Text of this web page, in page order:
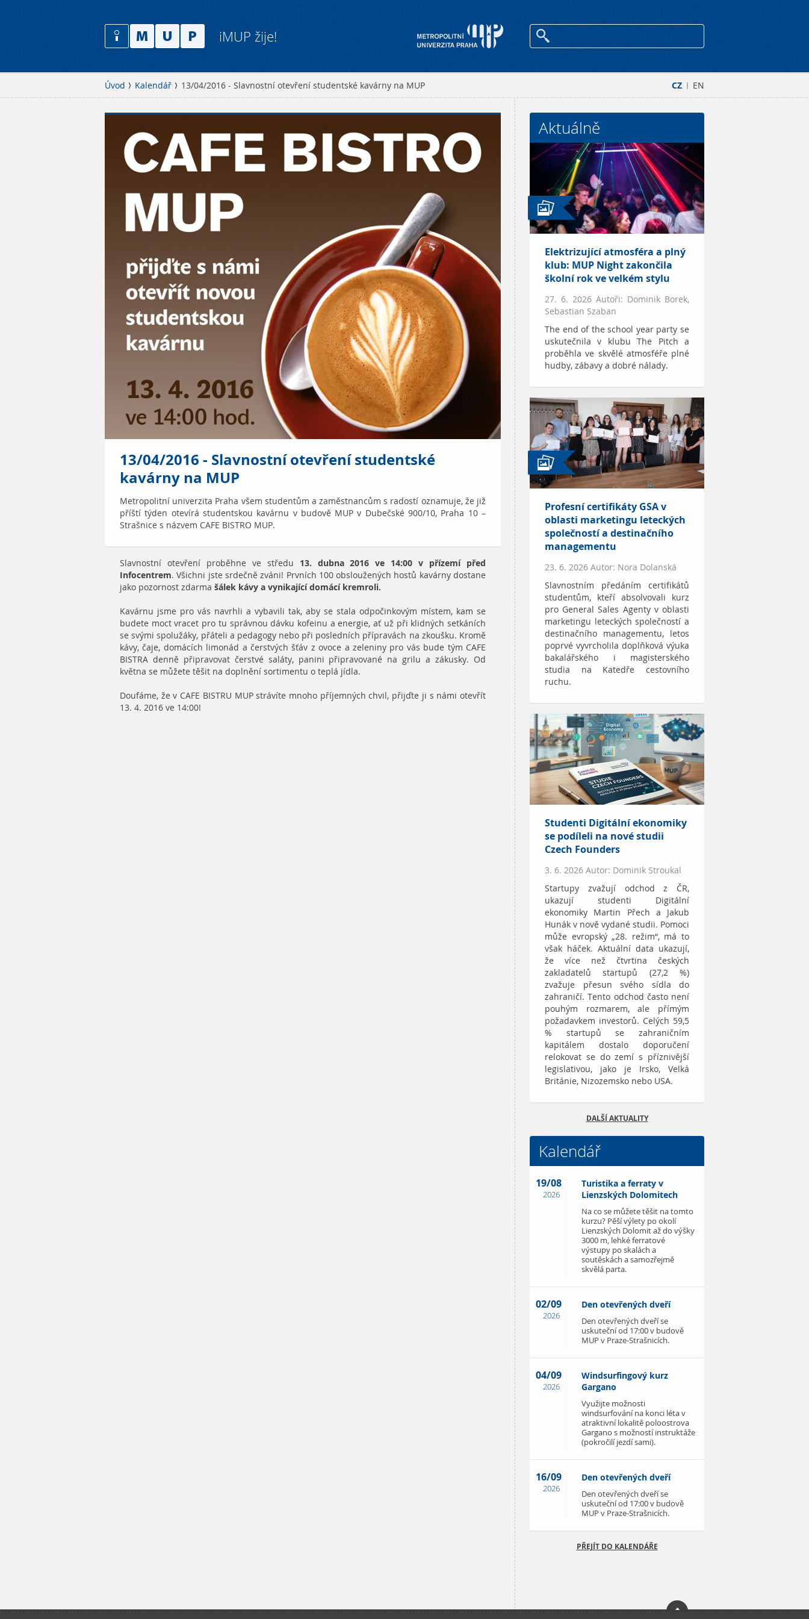
iMUP žije!
CZ | EN
Úvod Kalendář 13/04/2016 - Slavnostní otevření studentské kavárny na MUP
13/04/2016 - Slavnostní otevření studentské
kavárny na MUP
Metropolitní univerzita Praha všem studentům a zaměstnancům s radostí oznamuje, že již
příští týden otevírá studentskou kavárnu v budově MUP v Dubečské 900/10, Praha 10 –
Strašnice s názvem CAFE BISTRO MUP.
Slavnostní otevření proběhne ve středu 13. dubna 2016 ve 14:00 v přízemí před
Infocentrem. Všichni jste srdečně zváni! Prvních 100 obsloužených hostů kavárny dostane
jako pozornost zdarma šálek kávy a vynikající domácí kremroli.
Kavárnu jsme pro vás navrhli a vybavili tak, aby se stala odpočinkovým místem, kam se
budete moct vracet pro tu správnou dávku kofeinu a energie, ať už při klidných setkáních
se svými spolužáky, přáteli a pedagogy nebo při posledních přípravách na zkoušku. Kromě
kávy, čaje, domácích limonád a čerstvých šťáv z ovoce a zeleniny pro vás bude tým CAFE
BISTRA denně připravovat čerstvé saláty, panini připravované na grilu a zákusky. Od
května se můžete těšit na doplnění sortimentu o teplá jídla.
Doufáme, že v CAFE BISTRU MUP strávíte mnoho příjemných chvil, přijďte ji s námi otevřít
13. 4. 2016 ve 14:00!
Aktuálně
Elektrizující atmosféra a plný
klub: MUP Night zakončila
školní rok ve velkém stylu
27. 6. 2026 Autoři: Dominik Borek,
Sebastian Szaban
The end of the school year party se
uskutečnila v klubu The Pitch a
proběhla ve skvělé atmosféře plné
hudby, zábavy a dobré nálady.
Profesní certifikáty GSA v
oblasti marketingu leteckých
společností a destinačního
managementu
23. 6. 2026 Autor: Nora Dolanská
Slavnostním předáním certifikátů
studentům, kteří absolvovali kurz
pro General Sales Agenty v oblasti
marketingu leteckých společností a
destinačního managementu, letos
poprvé vyvrcholila doplňková výuka
bakalářského i magisterského
studia na Katedře cestovního
ruchu.
Studenti Digitální ekonomiky
se podíleli na nové studii
Czech Founders
3. 6. 2026 Autor: Dominik Stroukal
Startupy zvažují odchod z ČR,
ukazují studenti Digitální
ekonomiky Martin Přech a Jakub
Hunák v nově vydané studii. Pomoci
může evropský „28. režim“, má to
však háček. Aktuální data ukazují,
že více než čtvrtina českých
zakladatelů startupů (27,2 %)
zvažuje přesun svého sídla do
zahraničí. Tento odchod často není
pouhým rozmarem, ale přímým
požadavkem investorů. Celých 59,5
% startupů se zahraničním
kapitálem dostalo doporučení
relokovat se do zemí s příznivější
legislativou, jako je Irsko, Velká
Británie, Nizozemsko nebo USA.
DALŠÍ AKTUALITY
Kalendář
19/08
2026
Turistika a ferraty v
Lienzských Dolomitech
Na co se můžete těšit na tomto
kurzu? Pěší výlety po okolí
Lienzských Dolomit až do výšky
3000 m, lehké ferratové
výstupy po skalách a
soutěskách a samozřejmě
skvělá parta.
02/09
2026
Den otevřených dveří
Den otevřených dveří se
uskuteční od 17:00 v budově
MUP v Praze-Strašnicích.
04/09
2026
Windsurfingový kurz
Gargano
Využijte možnosti
windsurfování na konci léta v
atraktivní lokalitě poloostrova
Gargano s možností instruktáže
(pokročilí jezdí sami).
16/09
2026
Den otevřených dveří
Den otevřených dveří se
uskuteční od 17:00 v budově
MUP v Praze-Strašnicích.
PŘEJÍT DO KALENDÁŘE